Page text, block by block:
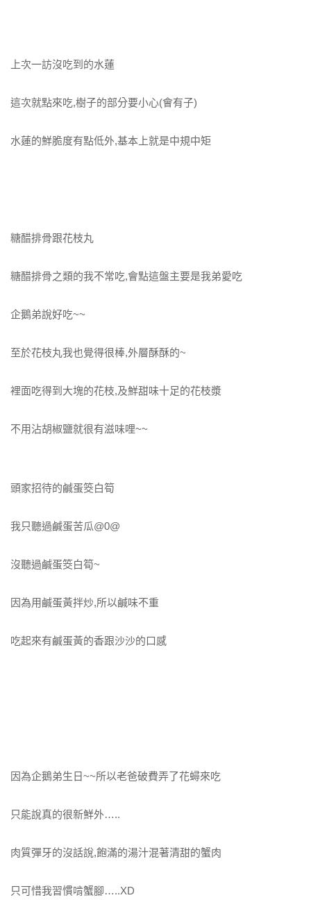
上次一訪沒吃到的水蓮
這次就點來吃,樹子的部分要小心(會有子)
水蓮的鮮脆度有點低外,基本上就是中規中矩
糖醋排骨跟花枝丸
糖醋排骨之類的我不常吃,會點這盤主要是我弟愛吃
企鵝弟說好吃~~
至於花枝丸我也覺得很棒,外層酥酥的~
裡面吃得到大塊的花枝,及鮮甜味十足的花枝漿
不用沾胡椒鹽就很有滋味哩~~
頭家招待的鹹蛋筊白筍
我只聽過鹹蛋苦瓜@0@
沒聽過鹹蛋筊白筍~
因為用鹹蛋黃拌炒,所以鹹味不重
吃起來有鹹蛋黃的香跟沙沙的口感
因為企鵝弟生日~~所以老爸破費弄了花蟳來吃
只能說真的很新鮮外…..
肉質彈牙的沒話說,飽滿的湯汁混著清甜的蟹肉
只可惜我習慣啃蟹腳…..XD